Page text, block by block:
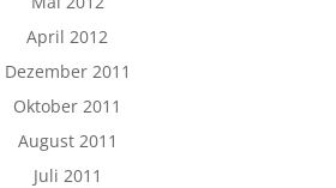
April 2012
Dezember 2011
Oktober 2011
August 2011
Juli 2011